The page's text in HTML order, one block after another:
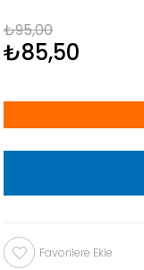
₺95,00
₺85,50
Favorilere Ekle